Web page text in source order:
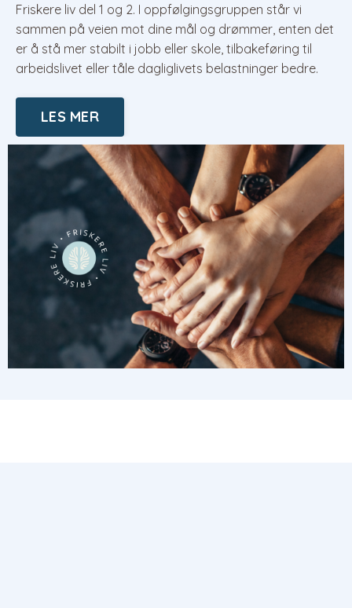
Friskere liv del 1 og 2. I oppfølgingsgruppen står vi
sammen på veien mot dine mål og drømmer, enten det
er å stå mer stabilt i jobb eller skole, tilbakeføring til
arbeidslivet eller tåle dagliglivets belastninger bedre.
LES MER